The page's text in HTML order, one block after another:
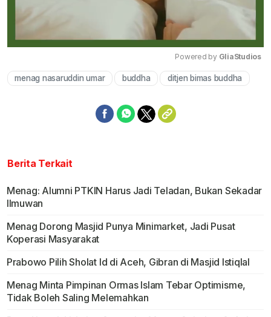
Mute
Powered by GliaStudios
menag nasaruddin umar buddha ditjen bimas buddha
Berita Terkait
Menag: Alumni PTKIN Harus Jadi Teladan, Bukan Sekadar
Ilmuwan
Menag Dorong Masjid Punya Minimarket, Jadi Pusat
Koperasi Masyarakat
Prabowo Pilih Sholat Id di Aceh, Gibran di Masjid Istiqlal
Menag Minta Pimpinan Ormas Islam Tebar Optimisme,
Tidak Boleh Saling Melemahkan